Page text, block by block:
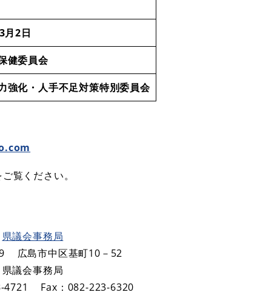
月2日
健委員会
強化・人手不足対策特別委員会
ご覧ください。
県議会事務局
広島市中区基町10－52
県議会事務局
4721
Fax：082-223-6320